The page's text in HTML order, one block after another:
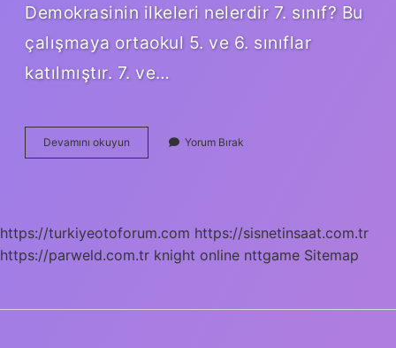
Demokrasinin ilkeleri nelerdir 7. sınıf? Bu
çalışmaya ortaokul 5. ve 6. sınıflar
katılmıştır. 7. ve…
Devamını okuyun Demokrasi
Ilkeleri
Yorum Bırak
https://turkiyeotoforum.com https://sisnetinsaat.com.tr
https://parweld.com.tr knight online nttgame Sitemap